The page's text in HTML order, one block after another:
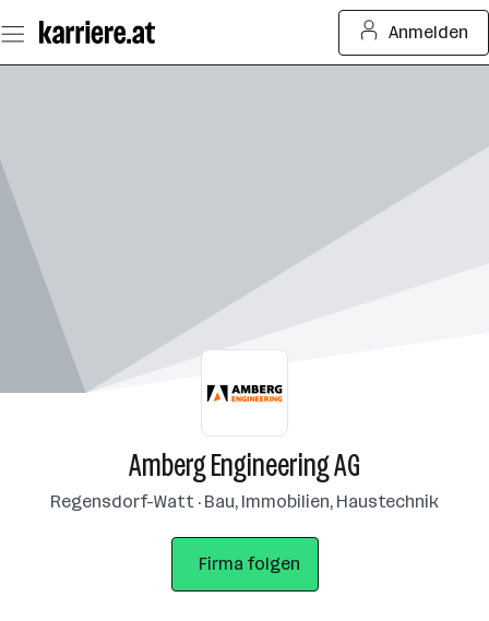
Seiteninhalt
springen
Anmelden
Amberg Engineering AG
Regensdorf-Watt · Bau, Immobilien, Haustechnik
Firma folgen